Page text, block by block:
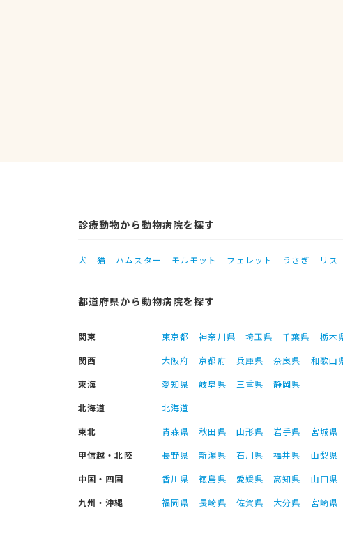
診療動物から動物病院を探す
犬 猫 ハムスター モルモット フェレット うさぎ リス
都道府県から動物病院を探す
関東 東京都 神奈川県 埼玉県 千葉県 栃木
関西
大阪府 京都府 兵庫県 奈良県 和歌山
東海
愛知県 岐阜県 三重県
静岡県
北海道
北海道
東北
青森県 秋田県 山形県 岩手県 宮城県
甲信越・北陸
長野県 新潟県 石川県 福井県 山梨県
中国・四国
香川県 徳島県 愛媛県 高知県 山口県
九州・沖縄
福岡県 長崎県 佐賀県 大分県 宮崎県